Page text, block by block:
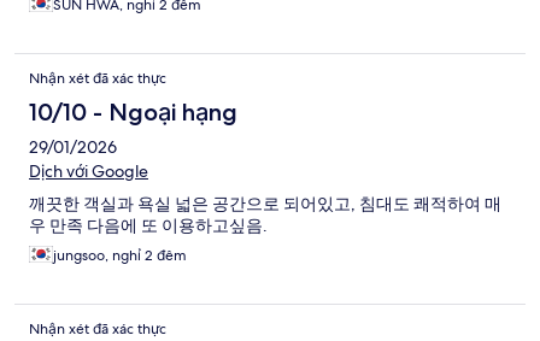
SUN HWA, nghỉ 2 đêm
Nhận xét đã xác thực
10/10 - Ngoại hạng
29/01/2026
Dịch với Google
깨끗한 객실과 욕실 넓은 공간으로 되어있고, 침대도 쾌적하여 매
우 만족 다음에 또 이용하고싶음.
jungsoo, nghỉ 2 đêm
Nhận xét đã xác thực